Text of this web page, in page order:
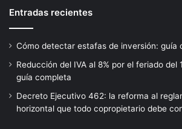
Entradas recientes
Cómo detectar estafas de inversión: guía
Reducción del IVA al 8% por el feriado del
guía completa
Decreto Ejecutivo 462: la reforma al
horizontal que todo copropietario debe